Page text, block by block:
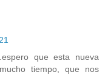
que esta nueva
tiempo, que nos